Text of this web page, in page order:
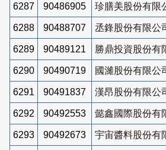
6287 90486905 珍膳美股份有限
6288 90488707 丞鋒股份有限公
6289 90489121 勝鼎投資股份有
6290 90490719 國濰股份有限公
6291 90491837 漢昂股份有限公
6292 90492553 懿鑫國際股份有
6293 90492673 宇宙醬料股份有